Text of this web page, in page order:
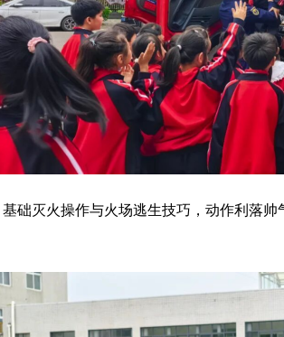
础灭火操作与火场逃生技巧，动作利落